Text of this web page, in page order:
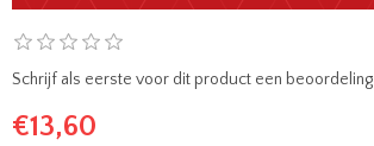
Schrijf als eerste voor dit product een beoordeling
€13,60